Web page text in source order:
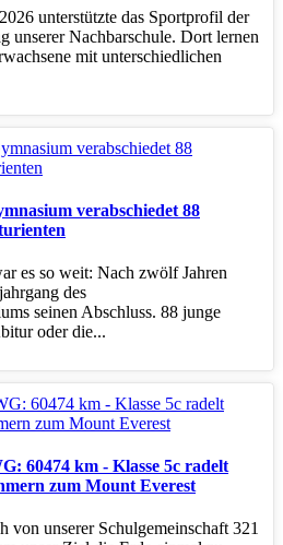
unterstützte das Sportprofil der
unserer Nachbarschule. Dort lernen
mit unterschiedlichen
verabschiedet 88
es so weit: Nach zwölf Jahren
des
seinen Abschluss. 88 junge
oder die...
60474 km - Klasse 5c radelt
zum Mount Everest
von unserer Schulgemeinschaft 321